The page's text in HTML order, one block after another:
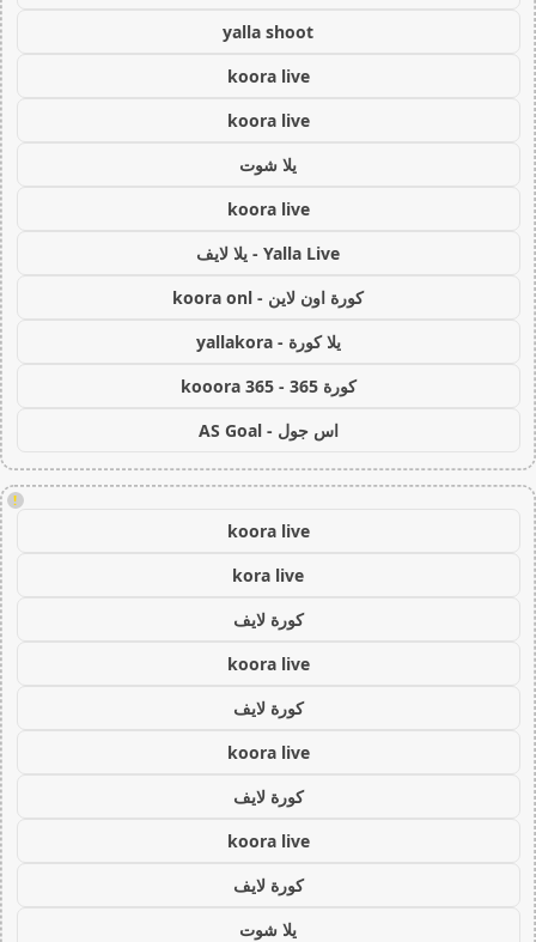
yalla shoot
koora live
koora live
يلا شوت
koora live
Yalla Live - يلا لايف
كورة اون لاين - koora onl
يلا كورة - yallakora
كورة 365 - kooora 365
اس جول - AS Goal
!
koora live
kora live
كورة لايف
koora live
كورة لايف
koora live
كورة لايف
koora live
كورة لايف
يلا شوت